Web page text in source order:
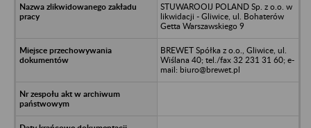
STUWAROOIJ POLAND Sp. z o.o. w
likwidacji - Gliwice, ul. Bohaterów
Getta Warszawskiego 9
BREWET Spółka z o.o., Gliwice, ul.
Wiślana 40; tel./fax 32 231 31 60; e-
mail: biuro@brewet.pl